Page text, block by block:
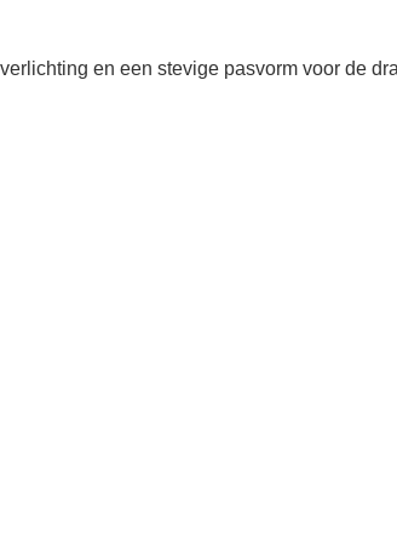
en een stevige pasvorm voor de